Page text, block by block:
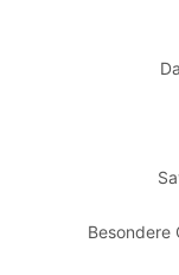
Besondere